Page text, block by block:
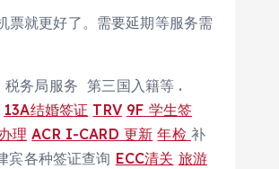
票就更好了。需要延期等服务需
税务局服务 第三国入籍等 .
13A结婚签证 TRV 9F 学生签
理 ACR I-CARD 更新 年检 补
宾各种签证查询 ECC清关 旅游